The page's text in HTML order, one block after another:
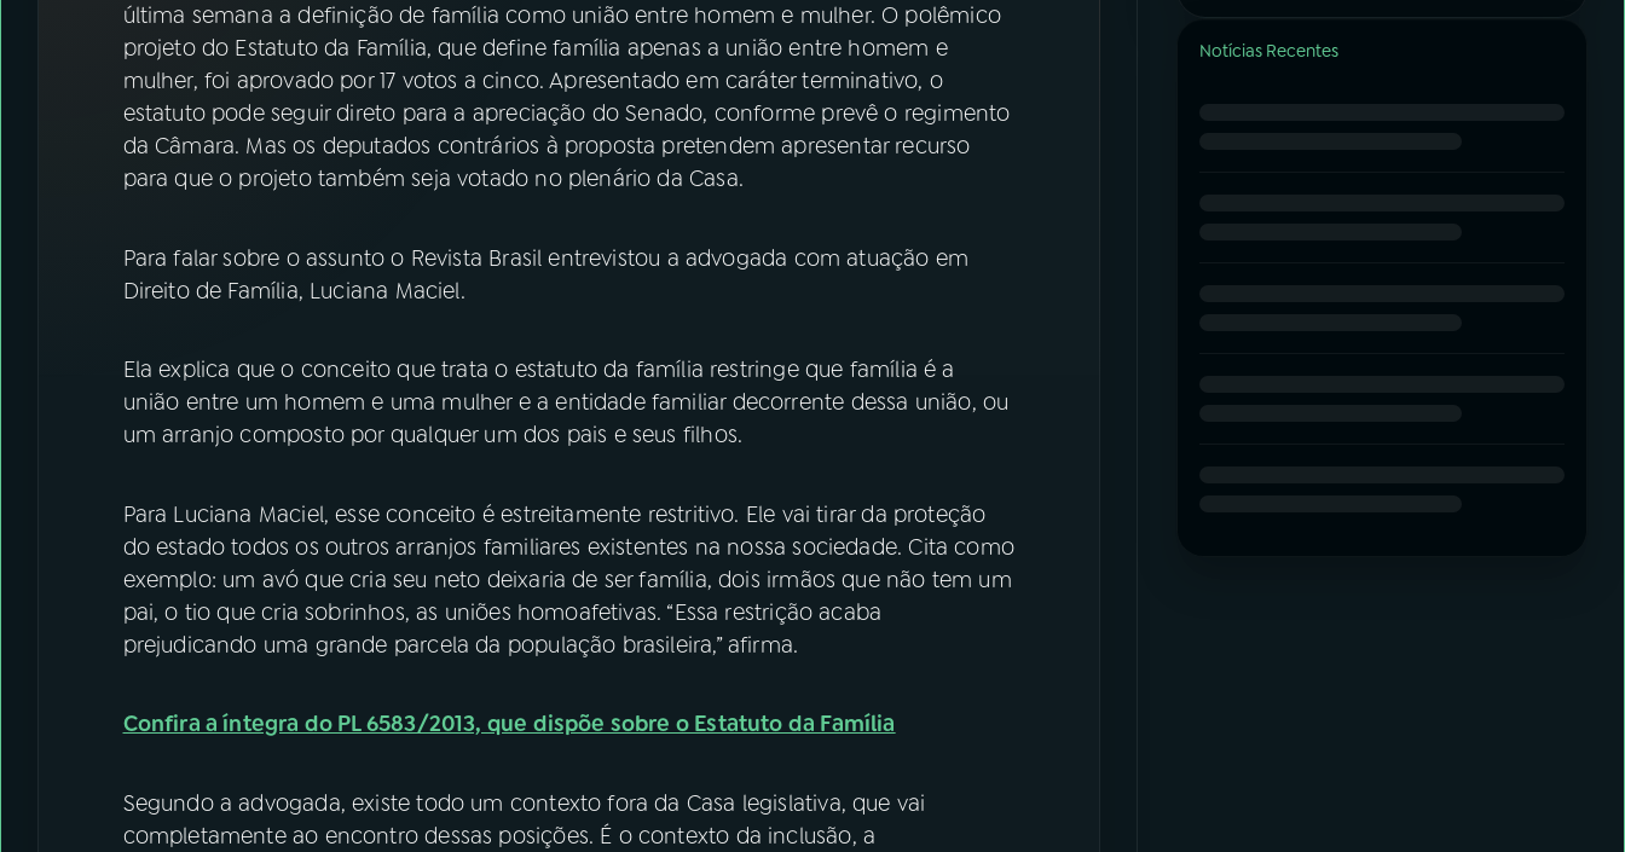
YouTube Facebook
Instagram X
última semana a definição de família como união entre homem e mulher. O polêmico
projeto do Estatuto da Família, que define família apenas a união entre homem e
mulher, foi aprovado por 17 votos a cinco. Apresentado em caráter terminativo, o
estatuto pode seguir direto para a apreciação do Senado, conforme prevê o regimento
da Câmara. Mas os deputados contrários à proposta pretendem apresentar recurso
para que o projeto também seja votado no plenário da Casa.
Para falar sobre o assunto o Revista Brasil entrevistou a advogada com atuação em
Direito de Família, Luciana Maciel.
Ela explica que o conceito que trata o estatuto da família restringe que família é a
união entre um homem e uma mulher e a entidade familiar decorrente dessa união, ou
um arranjo composto por qualquer um dos pais e seus filhos.
Para Luciana Maciel, esse conceito é estreitamente restritivo. Ele vai tirar da proteção
do estado todos os outros arranjos familiares existentes na nossa sociedade. Cita como
exemplo: um avó que cria seu neto deixaria de ser família, dois irmãos que não tem um
pai, o tio que cria sobrinhos, as uniões homoafetivas. “Essa restrição acaba
prejudicando uma grande parcela da população brasileira,” afirma.
Confira a íntegra do PL 6583/2013, que dispõe sobre o Estatuto da Família
Segundo a advogada, existe todo um contexto fora da Casa legislativa, que vai
completamente ao encontro dessas posições. É o contexto da inclusão, a
Notícias Recentes